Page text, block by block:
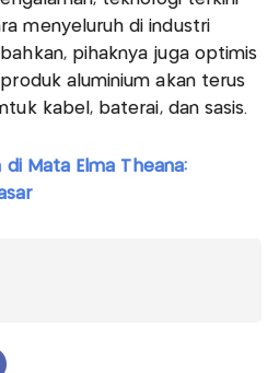
menyeluruh di industri
pihaknya juga optimis
aluminium akan terus
kabel, baterai, dan sasis.
di Mata Elma Theana: